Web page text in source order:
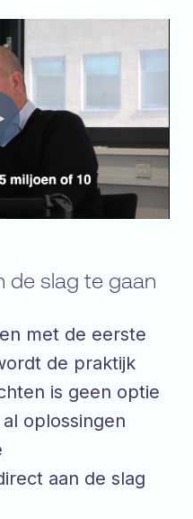
de slag te gaan
met de eerste
de praktijk
is geen optie
oplossingen
aan de slag